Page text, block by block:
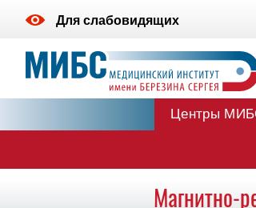
Для слабовидящих
Центры
Магнитно-